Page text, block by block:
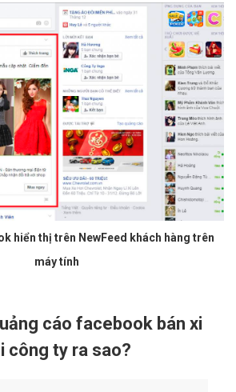
hiển thị trên NewFeed khách hàng trên
máy tính
cáo facebook bán xi
công ty ra sao?